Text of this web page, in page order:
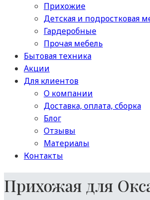
Прихожие
Детская и подростковая
Гардеробные
Прочая мебель
Бытовая техника
Акции
Для клиентов
О компании
Доставка, оплата, сборка
Блог
Отзывы
Материалы
Контакты
Прихожая для